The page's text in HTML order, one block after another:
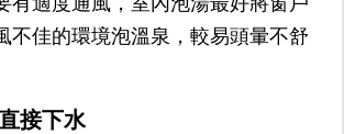
不佳的環境泡溫泉，較易頭暈不舒
接下水